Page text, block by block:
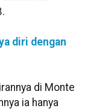
diri dengan
di Monte
ia hanya